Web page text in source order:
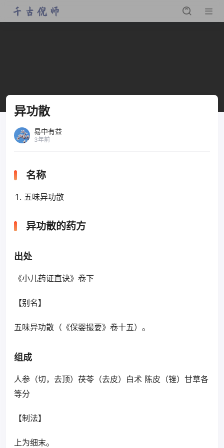
异功散
易中有益
3年前
名称
五味异功散
异功散的药方
出处
《小儿药证直诀》卷下
【别名】
五味异功散（《保婴撮要》卷十五）。
组成
人参（切，去顶）茯苓（去皮）白术 陈皮（锉）甘草各
等分
【制法】
上为细末。